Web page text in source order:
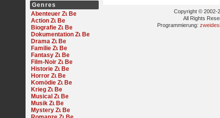
Genres
Abenteuer
Action
Biografie
Dokumentation
Drama
Familie
Fantasy
Film-Noir
Historie
Horror
Komödie
Krieg
Musical
Musik
Mystery
Copyright © 2002-
All Rights
Programmierung: